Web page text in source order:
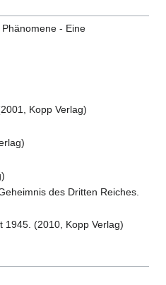
- Eine
Kopp Verlag)
des Dritten Reiches.
1945. (2010, Kopp Verlag)